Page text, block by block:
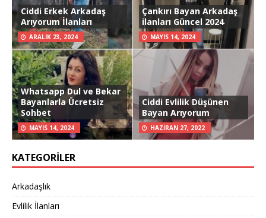
Ciddi Erkek Arkadaş
Arıyorum İlanları
ARALIK 23, 2024
Çankırı Bayan Arkadaş
ilanları Güncel 2024
MAYIS 14, 2024
Whatsapp Dul ve Bekar
Bayanlarla Ücretsiz
Sohbet
MAYIS 14, 2024
Ciddi Evlilik Düşünen
Bayan Arıyorum
HAZIRAN 27, 2022
KATEGORILER
Arkadaşlık
Evlilik İlanları